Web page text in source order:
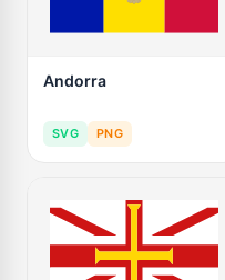
Andorra
SVG PNG